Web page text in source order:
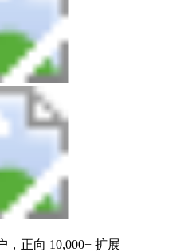
，正向 10,000+ 扩展